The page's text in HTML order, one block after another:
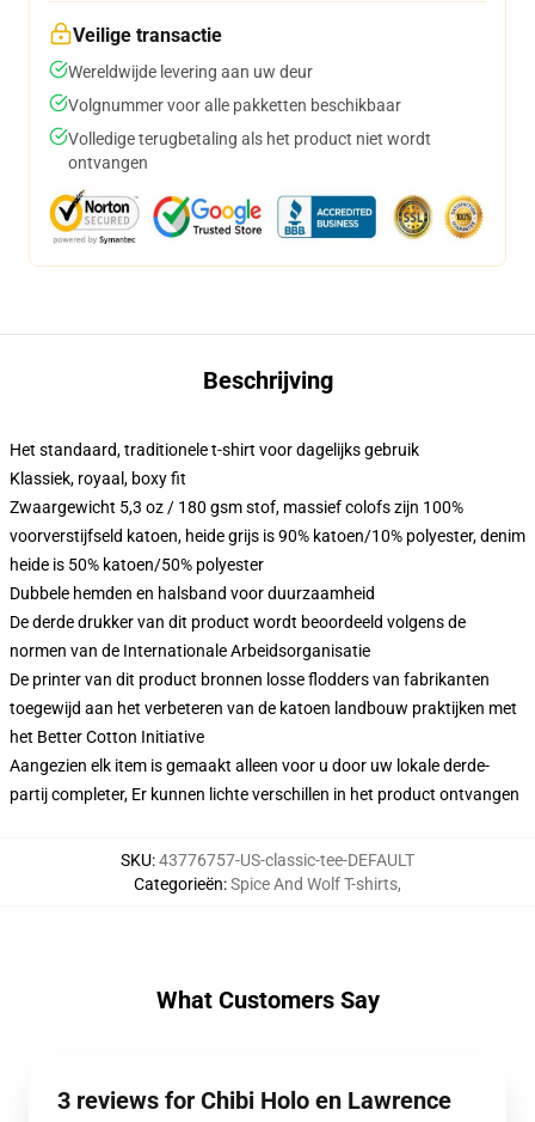
Veilige transactie
Wereldwijde levering aan uw deur
Volgnummer voor alle pakketten beschikbaar
Volledige terugbetaling als het product niet wordt
ontvangen
Beschrijving
Het standaard, traditionele t-shirt voor dagelijks gebruik
Klassiek, royaal, boxy fit
Zwaargewicht 5,3 oz / 180 gsm stof, massief colofs zijn 100%
voorverstijfseld katoen, heide grijs is 90% katoen/10% polyester, denim
heide is 50% katoen/50% polyester
Dubbele hemden en halsband voor duurzaamheid
De derde drukker van dit product wordt beoordeeld volgens de
normen van de Internationale Arbeidsorganisatie
De printer van dit product bronnen losse flodders van fabrikanten
toegewijd aan het verbeteren van de katoen landbouw praktijken met
het Better Cotton Initiative
Aangezien elk item is gemaakt alleen voor u door uw lokale derde-
partij completer, Er kunnen lichte verschillen in het product ontvangen
SKU:43776757-US-classic-tee-DEFAULT
Categorieën:Spice And Wolf T-shirts,
What Customers Say
3 reviews for Chibi Holo en Lawrence